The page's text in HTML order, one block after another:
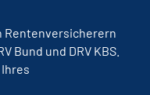
Rentenversicherern
Bund und DRV KBS.